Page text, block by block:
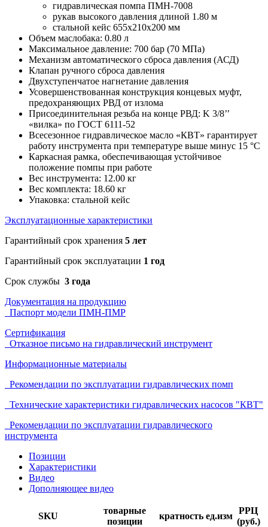
гидравлическая помпа ПМН-7008
рукав высокого давления длиной 1.80 м
стальной кейс 655х210х200 мм
Объем маслобака: 0.80 л
Максимальное давление: 700 бар (70 МПа)
Механизм автоматического сброса давления (АСД)
Клапан ручного сброса давления
Двухступенчатое нагнетание давления
Усовершенствованная конструкция концевых муфт,
предохраняющих РВД от излома
Присоединительная резьба на конце РВД: K 3/8’’
«вилка» по ГОСТ 6111-52
Всесезонное гидравлическое масло «КВТ» гарантирует
работу инструмента при температуре выше минус 15 °С
Каркасная рамка, обеспечивающая устойчивое
положение помпы при работе
Вес инструмента: 12.00 кг
Вес комплекта: 18.60 кг
Упаковка: стальной кейс
Эксплуатационные характеристики
Гарантийный срок хранения 5 лет
Гарантийный срок эксплуатации 1 год
Срок службы 3 года
Документация на продукцию
Паспорт модели ПМH-ПМР
Сертификация
Отказное письмо на гидравлический инструмент
Информационные материалы
Рекомендации по эксплуатации гидравлических помп
Технические характеристики гидравлических насосов "КВТ"
Рекомендации по эксплуатации гидравлического
инструмента
Позиции
Характеристики
Видео
Дополняющее видео
SKU
товарные
позиции
кратность ед.изм
РРЦ
(руб.)